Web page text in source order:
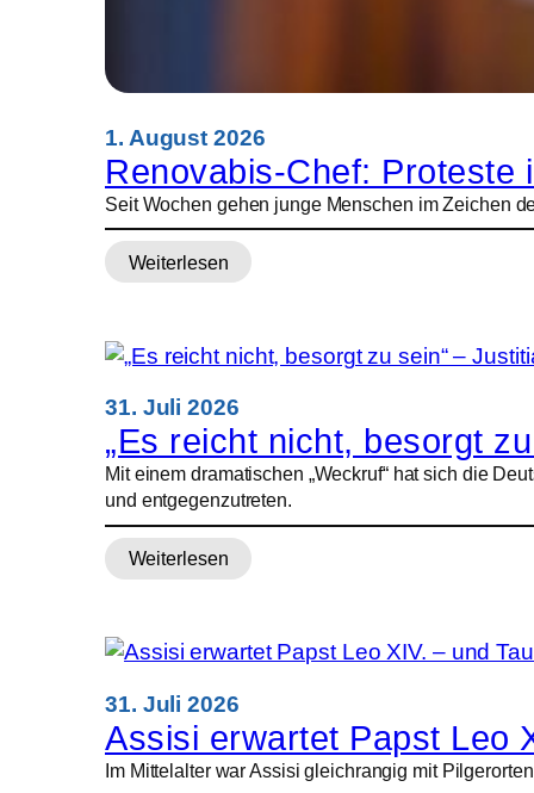
1. August 2026
Renovabis-Chef: Proteste
Seit Wochen gehen junge Menschen im Zeichen
Weiterlesen
:
Proteste
Albanien
sind
Weckruf
für
Europa
31. Juli 2026
„Es reicht nicht, besorgt
Mit einem dramatischen „Weckruf“ hat sich die
und entgegenzutreten.
Weiterlesen
:
nicht,
zu
sein“
–
Justitia
31. Juli 2026
Assisi erwartet Papst Leo
Im Mittelalter war Assisi gleichrangig mit